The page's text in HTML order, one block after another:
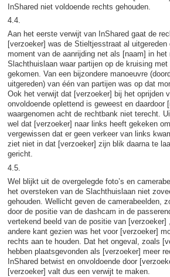
InShared niet voldoende rechts gehouden.
4.4.
Aan het eerste verwijt van InShared gaat de
[verzoeker] was de Stieltjesstraat al
moment van de aanrijding net als [naam] in het
Slachthuislaan waar partijen op de kruising
gekomen. Van een bijzondere manoeuvre
uitgereden) van één van partijen was op dat
Ook het verwijt dat [verzoeker] bij het oprijden
onvoldoende oplettend is geweest en daardoor
waargenomen acht de rechtbank niet terecht.
wel dat [verzoeker] naar links heeft gekeken
vergewissen dat er geen verkeer van links
ziet niet in dat [verzoeker] zijn blik daarna te
gericht.
4.5.
Wel blijkt uit de overgelegde foto’s en
het oversteken van de Slachthuislaan niet
gehouden. Wellicht geven de camerabeelden,
door de positie van de dashcam in de
vertekend beeld van de positie van [verzoeker]
andere kant gezien was het voor [verzoeker]
rechts aan te houden. Dat het ongeval, zoals
hebben plaatsgevonden als [verzoeker] meer
InShared betwist en onvoldoende door
[verzoeker] valt dus een verwijt te maken.